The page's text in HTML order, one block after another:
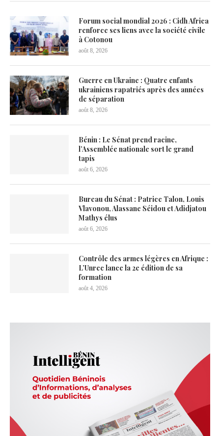
Forum social mondial 2026 : Cidh Africa
renforce ses liens avec la société civile
à Cotonou
août 8, 2026
Guerre en Ukraine : Quatre enfants
ukrainiens rapatriés après des années
de séparation
août 8, 2026
Bénin : Le Sénat prend racine,
l’Assemblée nationale sort le grand
tapis
août 6, 2026
Bureau du Sénat : Patrice Talon, Louis
Vlavonou, Alassane Séidou et Adidjatou
Mathys élus
août 6, 2026
Contrôle des armes légères en Afrique :
L’Unrec lance la 2e édition de sa
formation
août 4, 2026